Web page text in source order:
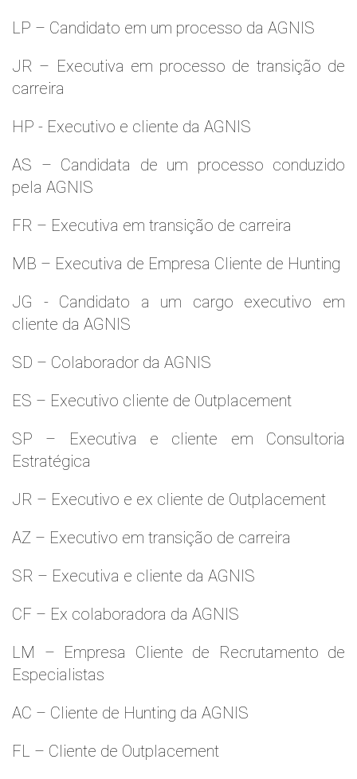
LP – Candidato em um processo da AGNIS
JR – Executiva em processo de transição de
carreira
HP - Executivo e cliente da AGNIS
AS – Candidata de um processo conduzido
pela AGNIS
FR – Executiva em transição de carreira
MB – Executiva de Empresa Cliente de Hunting
JG - Candidato a um cargo executivo em
cliente da AGNIS
SD – Colaborador da AGNIS
ES – Executivo cliente de Outplacement
SP – Executiva e cliente em Consultoria
Estratégica
JR – Executivo e ex cliente de Outplacement
AZ – Executivo em transição de carreira
SR – Executiva e cliente da AGNIS
CF – Ex colaboradora da AGNIS
LM – Empresa Cliente de Recrutamento de
Especialistas
AC – Cliente de Hunting da AGNIS
FL – Cliente de Outplacement